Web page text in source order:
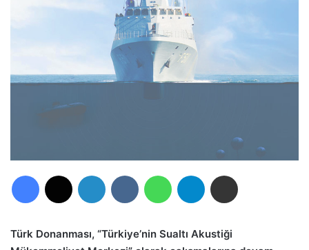
Türk Donanması, “Türkiye’nin Sualtı Akustiği